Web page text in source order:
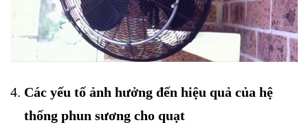
Các yếu tố ảnh hưởng đến hiệu quả của hệ
thống phun sương cho quạt